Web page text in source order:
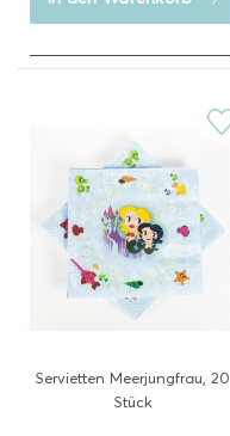
Servietten Meerjungfrau, 20
Stück